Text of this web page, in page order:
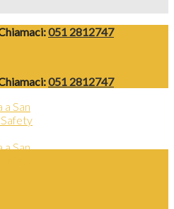
051 2812747
051 2812747